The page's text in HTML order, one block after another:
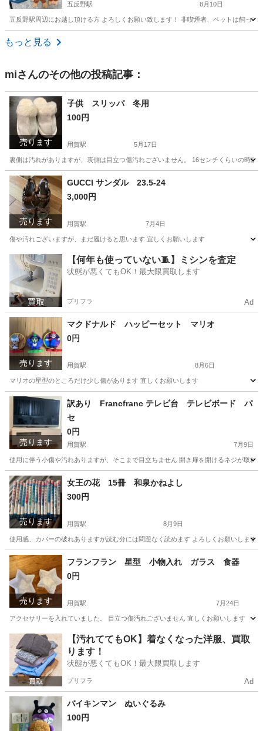
五反野駅 8月10日
五反野駅周辺にお越し頂ける方 よろしくお願い致します！ 非喫煙者、ペットは飼っ
東京 足立区
もっと見る
miさんのその他の投稿記事：
売ります
子供 スリッパ 冬用
100円
用賀駅 5月17日
裏側は汚れがありますが、表側は目立つ傷汚れございません。 16センチくらいの時購
東京 世田谷区 用賀駅 キッズ用品
売ります
GUCCI サンダル 23.5-24
3,000円
用賀駅 7月4日
傷や汚れございますが、まだ履けると思います 宜しくお願いします
東京 世田谷区 用賀駅 靴
【何年も使っていない🧵】ミシンを査定
状態が悪くてもOK！最大限買取します
プリフラ Ad
売ります
マクドナルド ハッピーセット マリオ
0円
用賀駅 8月6日
マリオの星型のところだけ少し傷があります 宜しくお願いします
東京 世田谷区 用賀駅
売ります
訳あり Francfranc テレビ台 テレビボード パ
セ
0円
用賀駅 7月9日
使用に伴う小傷や汚れありますが、そこまで目立ちません 開き扉を開けるネジが取
東京 世田谷区 用賀駅 収納家具 Francfranc
売ります
女王の花 15冊 和泉かねよし
300円
用賀駅 8月9日
使用感、カバーの破れありますが読む分には問題なく読めます よろしくお願いします
東京 世田谷区 用賀駅 マンガ、コミック、アニメ
売ります
フランフラン 星型 小物入れ ガラス 食器
0円
用賀駅 7月24日
アクセサリーを入れていました。 目立つ傷汚れございません 宜しくお願いします
東京 世田谷区 用賀駅 食器 ガラス
【汚れててもOK】着なくなった洋服、買取
ります！
状態が悪くてもOK！最大限買取します
プリフラ Ad
バイキンマン ぬいぐるみ
100円